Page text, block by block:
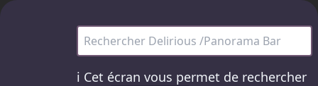
Delirious /Panorama Bar - tous les sets
ℹ️ Cet écran vous permet de rechercher